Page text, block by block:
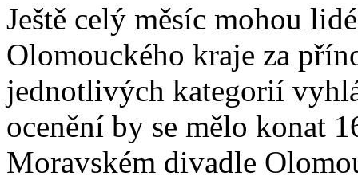
Ještě celý měsíc mohou
Olomouckého kraje za
jednotlivých kategorií
ocenění by se mělo konat
Moravském divadle